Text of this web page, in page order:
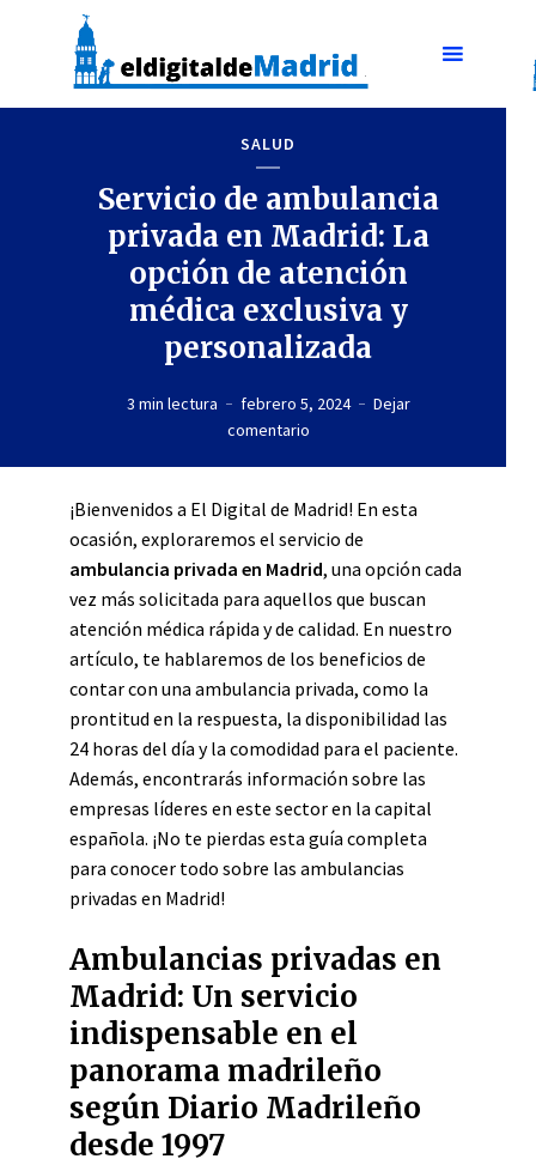
SALUD
Servicio de ambulancia
privada en Madrid: La
opción de atención
médica exclusiva y
personalizada
3 min lectura febrero 5, 2024
Dejar
comentario
¡Bienvenidos a El Digital de Madrid! En esta
ocasión, exploraremos el servicio de
ambulancia privada en Madrid, una opción cada
vez más solicitada para aquellos que buscan
atención médica rápida y de calidad. En nuestro
artículo, te hablaremos de los beneficios de
contar con una ambulancia privada, como la
prontitud en la respuesta, la disponibilidad las
24 horas del día y la comodidad para el paciente.
Además, encontrarás información sobre las
empresas líderes en este sector en la capital
española. ¡No te pierdas esta guía completa
para conocer todo sobre las ambulancias
privadas en Madrid!
Ambulancias privadas en
Madrid: Un servicio
indispensable en el
panorama madrileño
según Diario Madrileño
desde 1997